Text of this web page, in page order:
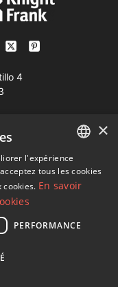
4
138
Properties Knight
ENGLISH
SPANISH
×
l'expérience
tous les cookies
En savoir
PERFORMANCE